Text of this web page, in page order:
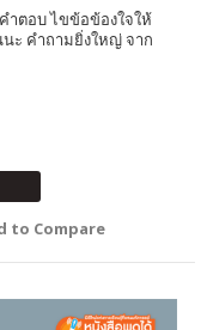
ำตอบ ไขข้อข้องใจให้
นะ คำถามยิ่งใหญ่ จาก
to Compare